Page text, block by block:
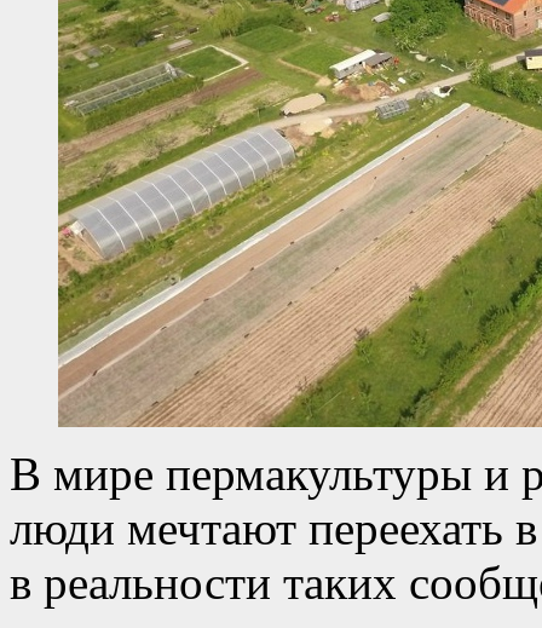
В мире пермакультуры и
люди мечтают переехать
в реальности таких